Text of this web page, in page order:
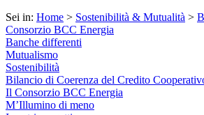
Sei in: Home > Sostenibilità & Mutualità >
Consorzio BCC Energia
Banche differenti
Mutualismo
Sostenibilità
Bilancio di Coerenza del Credito
Il Consorzio BCC Energia
M’Illumino di meno